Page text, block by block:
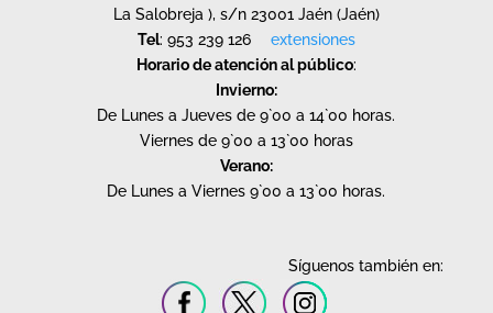
La Salobreja ), s/n 23001 Jaén (Jaén)
Tel: 953 239 126
extensiones
Horario de atención al público:
Invierno:
De Lunes a Jueves de 9`00 a 14`00 horas.
Viernes de 9`00 a 13`00 horas
Verano:
De Lunes a Viernes 9`00 a 13`00 horas.
Síguenos también en: